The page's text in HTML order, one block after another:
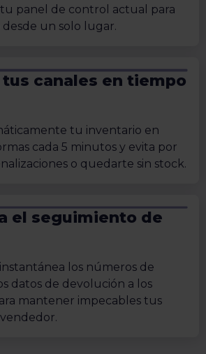
panel de control actual para
un solo lugar.
canales en tiempo
tu inventario en
cada 5 minutos y evita por
o quedarte sin stock.
el seguimiento de
los números de
datos de devolución a los
mantener impecables tus